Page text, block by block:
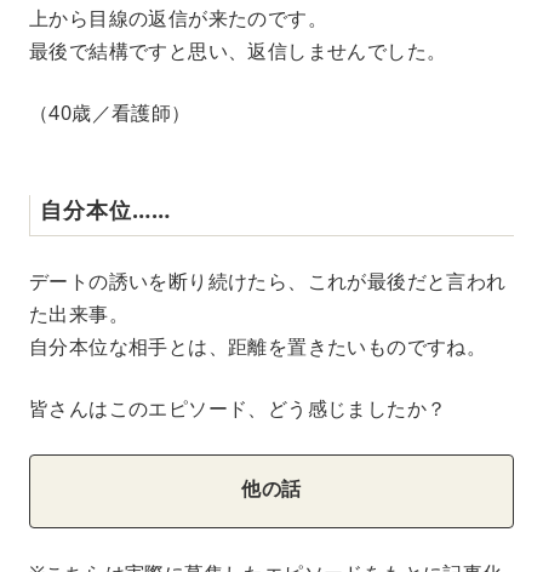
上から目線の返信が来たのです。
最後で結構ですと思い、返信しませんでした。
（40歳／看護師）
自分本位……
デートの誘いを断り続けたら、これが最後だと言われ
た出来事。
自分本位な相手とは、距離を置きたいものですね。
皆さんはこのエピソード、どう感じましたか？
他の話